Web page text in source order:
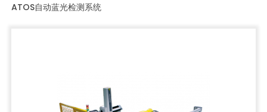
ATOS自动蓝光检测系统